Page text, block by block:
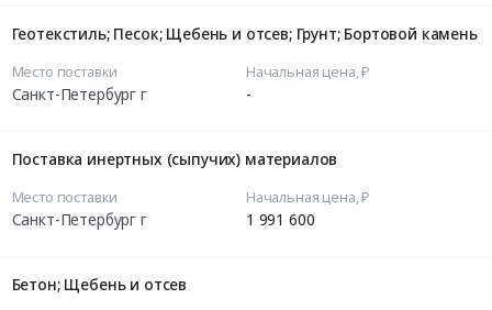
Геотекстиль; Песок; Щебень и отсев; Грунт; Бортовой камень
Место поставки
Санкт-Петербург г
Начальная цена, ₽
-
Поставка инертных (сыпучих) материалов
Место поставки
Санкт-Петербург г
Начальная цена, ₽
1 991 600
Бетон; Щебень и отсев